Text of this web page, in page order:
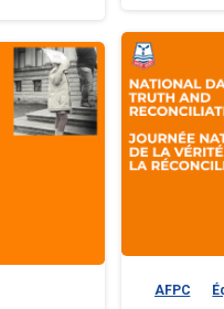
AFPC